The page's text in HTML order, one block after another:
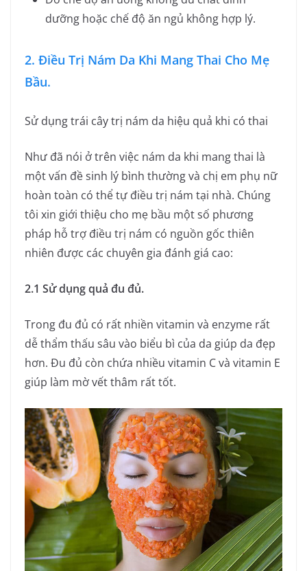
dưỡng hoặc chế độ ăn ngủ không hợp lý.
2. Điều Trị Nám Da Khi Mang Thai Cho Mẹ
Bầu.
Sử dụng trái cây trị nám da hiệu quả khi có thai
Như đã nói ở trên việc nám da khi mang thai là
một vấn đề sinh lý bình thường và chị em phụ nữ
hoàn toàn có thể tự điều trị nám tại nhà. Chúng
tôi xin giới thiệu cho mẹ bầu một số phương
pháp hỗ trợ điều trị nám có nguồn gốc thiên
nhiên được các chuyên gia đánh giá cao:
2.1 Sử dụng quả đu đủ.
Trong đu đủ có rất nhiền vitamin và enzyme rất
dễ thẩm thấu sâu vào biểu bì của da giúp da đẹp
hơn. Đu đủ còn chứa nhiều vitamin C và vitamin E
giúp làm mờ vết thâm rất tốt.